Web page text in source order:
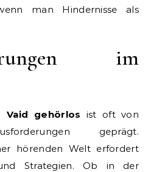
man Hindernisse als
im
Vaid gehörlos ist oft von
geprägt.
hörenden Welt erfordert
Strategien. Ob in der